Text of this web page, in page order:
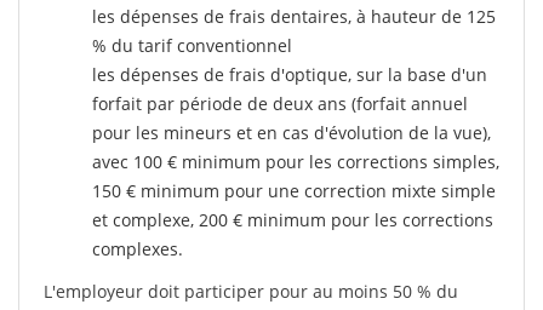
les dépenses de frais dentaires, à hauteur de 125
% du tarif conventionnel
les dépenses de frais d'optique, sur la base d'un
forfait par période de deux ans (forfait annuel
pour les mineurs et en cas d'évolution de la vue),
avec 100 € minimum pour les corrections simples,
150 € minimum pour une correction mixte simple
et complexe, 200 € minimum pour les corrections
complexes.
L'employeur doit participer pour au moins 50 % du